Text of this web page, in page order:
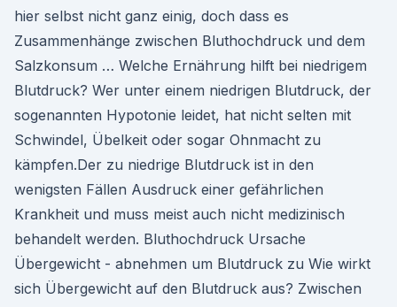
hier selbst nicht ganz einig, doch dass es
Zusammenhänge zwischen Bluthochdruck und dem
Salzkonsum … Welche Ernährung hilft bei niedrigem
Blutdruck? Wer unter einem niedrigen Blutdruck, der
sogenannten Hypotonie leidet, hat nicht selten mit
Schwindel, Übelkeit oder sogar Ohnmacht zu
kämpfen.Der zu niedrige Blutdruck ist in den
wenigsten Fällen Ausdruck einer gefährlichen
Krankheit und muss meist auch nicht medizinisch
behandelt werden. Bluthochdruck Ursache
Übergewicht - abnehmen um Blutdruck zu Wie wirkt
sich Übergewicht auf den Blutdruck aus? Zwischen